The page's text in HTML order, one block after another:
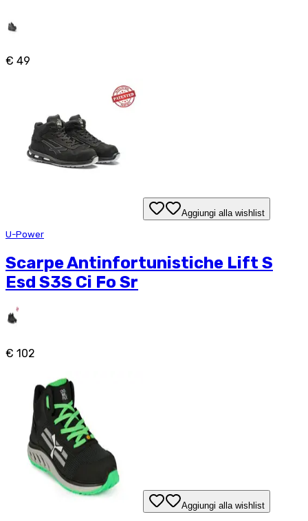
€ 49
Aggiungi alla wishlist
U-Power
Scarpe Antinfortunistiche Lift S
Esd S3S Ci Fo Sr
€ 102
Aggiungi alla wishlist